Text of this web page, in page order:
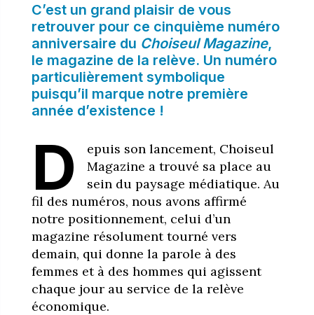
C’est un grand plaisir de vous
retrouver pour ce cinquième numéro
anniversaire du Choiseul Magazine,
le magazine de la relève. Un numéro
particulièrement symbolique
puisqu’il marque notre première
année d’existence !
D
epuis son lancement, Choiseul
Magazine a trouvé sa place au
sein du paysage médiatique. Au
fil des numéros, nous avons affirmé
notre positionnement, celui d’un
magazine résolument tourné vers
demain, qui donne la parole à des
femmes et à des hommes qui agissent
chaque jour au service de la relève
économique.